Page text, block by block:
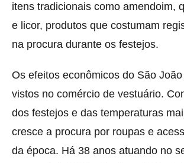
itens tradicionais como amendoim,
e licor, produtos que costumam
na procura durante os festejos.
Os efeitos econômicos do São
vistos no comércio de vestuário.
dos festejos e das temperaturas
cresce a procura por roupas e
da época. Há 38 anos atuando no